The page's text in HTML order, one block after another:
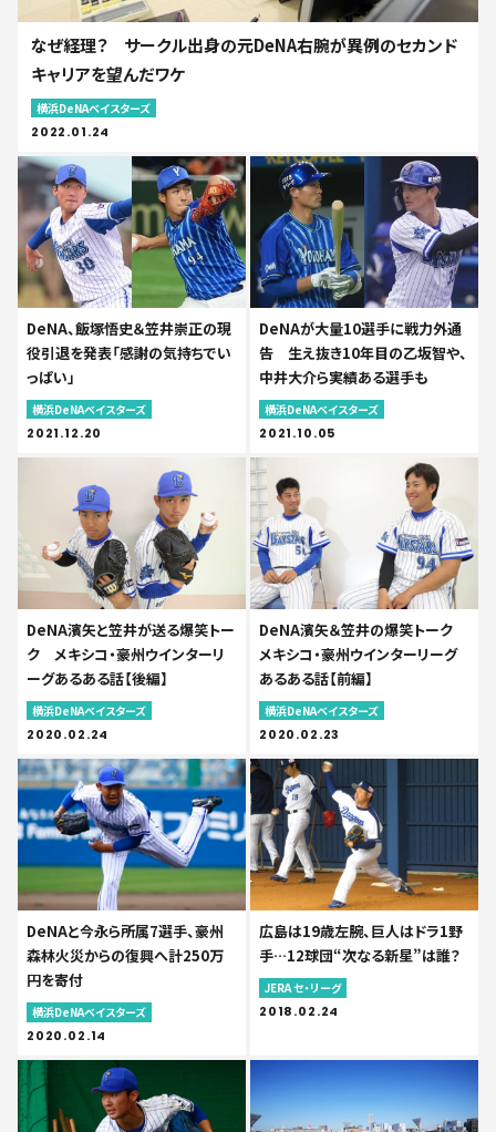
なぜ経理？ サークル出身の元DeNA右腕が異例のセカンド
キャリアを望んだワケ
横浜DeNAベイスターズ
2022.01.24
DeNA、飯塚悟史＆笠井崇正の現
役引退を発表「感謝の気持ちでい
っぱい」
横浜DeNAベイスターズ
2021.12.20
DeNAが大量10選手に戦力外通
告 生え抜き10年目の乙坂智や、
中井大介ら実績ある選手も
横浜DeNAベイスターズ
2021.10.05
DeNA濱矢と笠井が送る爆笑トー
ク メキシコ・豪州ウインターリ
ーグあるある話【後編】
横浜DeNAベイスターズ
2020.02.24
DeNA濱矢＆笠井の爆笑トーク
メキシコ・豪州ウインターリーグ
あるある話【前編】
横浜DeNAベイスターズ
2020.02.23
DeNAと今永ら所属7選手、豪州
森林火災からの復興へ計250万
円を寄付
横浜DeNAベイスターズ
2020.02.14
広島は19歳左腕、巨人はドラ1野
手…12球団“次なる新星”は誰？
JERA セ・リーグ
2018.02.24